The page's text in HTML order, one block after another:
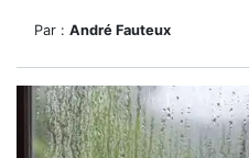
Par : André Fauteux